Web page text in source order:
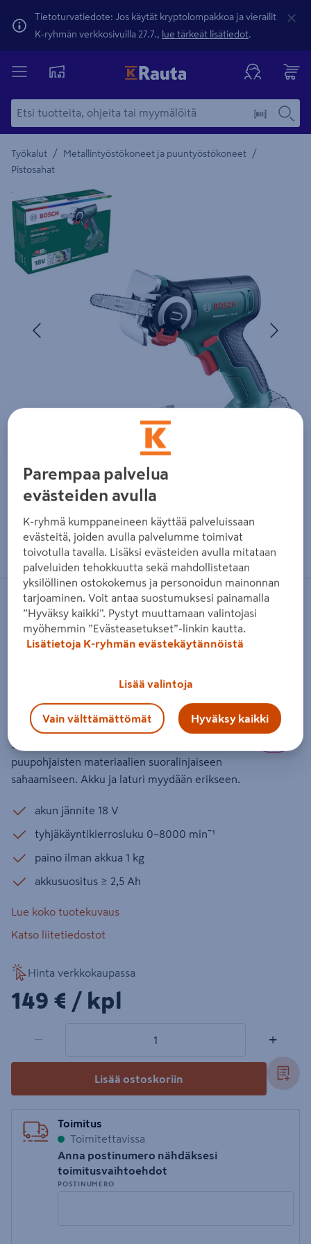
Tietoturvatiedote: Jos käytät kryptolompakkoa ja vierailit
K-ryhmän verkkosivuilla 27.7., lue tärkeät lisätiedot.
Työkalut / Metallintyöstökoneet ja puuntyöstökoneet /
Pistosahat
Yksityiskohtainen kuvaus löytyy Tuotteen kuvaus -
Zoomaa kuvaa sormilla kosketusnäytöllä
Akkumonitoimisaha Bosch
UniversalCut 18V-65 Solo
BOSCH GREEN
Tehokas ja ergonominen akkumonitoimisaha
kodin ja puutarhan monipuolisiin leikkaustöihin.
Sopii erinomaisesti muovien, puun ja
puupohjaisten materiaalien suoralinjaiseen
sahaamiseen. Akku ja laturi myydään erikseen.
akun jännite 18 V
tyhjäkäyntikierrosluku 0–8000 minˉ¹
paino ilman akkua 1 kg
akkusuositus ≥ 2,5 Ah
Lue koko tuotekuvaus
Katso liitetiedostot
Hinta verkkokaupassa
149€/kpl
149 € / kpl
− +
Lisää ostoskoriin
Toimitus
Toimitettavissa
Anna postinumero nähdäksesi
toimitusvaihtoehdot
POSTINUMERO
Parempaa palvelua
evästeiden avulla
K-ryhmä kumppaneineen käyttää palveluissaan
evästeitä, joiden avulla palvelumme toimivat
toivotulla tavalla. Lisäksi evästeiden avulla mitataan
palveluiden tehokkuutta sekä mahdollistetaan
yksilöllinen ostokokemus ja personoidun mainonnan
tarjoaminen. Voit antaa suostumuksesi painamalla
”Hyväksy kaikki”. Pystyt muuttamaan valintojasi
myöhemmin ”Evästeasetukset”-linkin kautta.
Lisätietoja K-ryhmän evästekäytännöistä
Lisää valintoja
Vain välttämättömät Hyväksy kaikki